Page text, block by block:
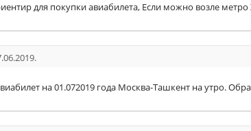
для покупки авиабилета, Если можно возле
на 01.072019 года Москва-Ташкент на утро.